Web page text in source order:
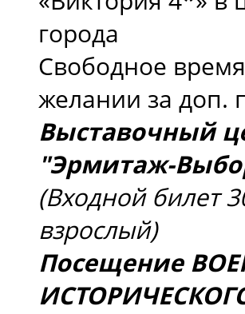
города
Свободное
желании за доп.
Выставочный
"Эрмитаж-
(Входной билет
взрослый)
Посещение